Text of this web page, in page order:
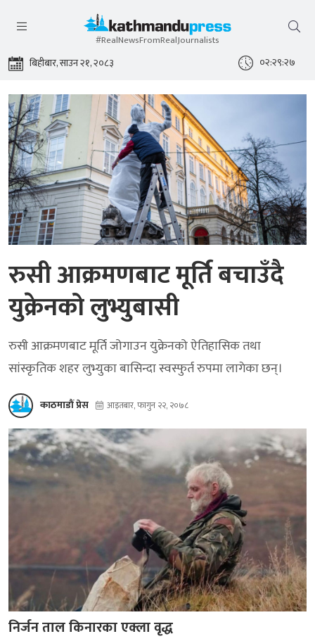
#RealNewsFromRealJournalists
बिहीबार, साउन २१, २०८३ ०२:२९:२९
रुसी आक्रमणबाट मूर्ति बचाउँदै
युक्रेनको लुभ्युबासी
रुसी आक्रमणबाट मूर्ति जोगाउन युक्रेनको ऐतिहासिक तथा
सांस्कृतिक शहर लुभ्युका बासिन्दा स्वस्फुर्त रुपमा लागेका छन्।
काठमाडौं प्रेस आइतबार, फागुन २२, २०७८
निर्जन ताल किनारका एक्ला वृद्ध